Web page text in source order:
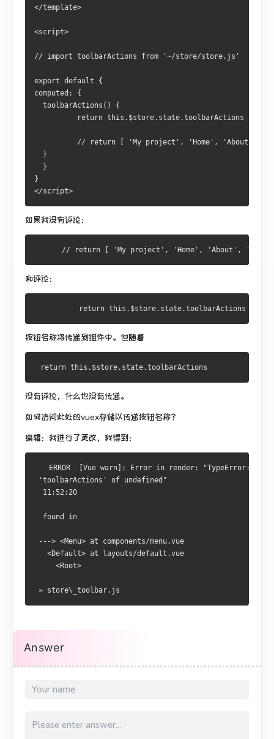
</template>
<script>
// import toolbarActions from '~/store/store.js'
export default {
computed: {
  toolbarActions() {
          return this.$store.state.toolbarActions
// return [ 'My project', 'Home', 'About',
  }
  }
}
</script>
如果我没有评论：
和评论：
按钮名称将传递到组件中。 但随着
没有评论，什么也没有传递。
如何访问此处的vuex存储以传递按钮名称？
编辑：我进行了更改，我得到：
ERROR  [Vue warn]: Error in render: "TypeError:
  11:52:20
  found in
---> <Menu> at components/menu.vue
   <Default> at layouts/default.vue
     <Root>
» store\_toolbar.js
Answer